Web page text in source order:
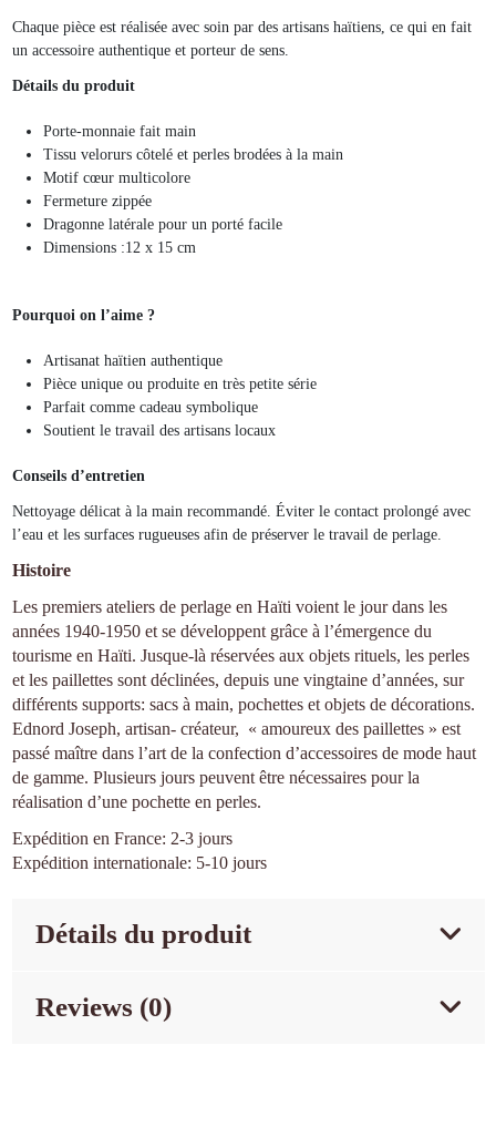
Chaque pièce est réalisée avec soin par des artisans haïtiens, ce qui en fait
un accessoire authentique et porteur de sens.
Détails du produit
Porte-monnaie fait main
Tissu velorurs côtelé et perles brodées à la main
Motif cœur multicolore
Fermeture zippée
Dragonne latérale pour un porté facile
Dimensions :12 x 15 cm
Pourquoi on l’aime ?
Artisanat haïtien authentique
Pièce unique ou produite en très petite série
Parfait comme cadeau symbolique
Soutient le travail des artisans locaux
Conseils d’entretien
Nettoyage délicat à la main recommandé. Éviter le contact prolongé avec
l’eau et les surfaces rugueuses afin de préserver le travail de perlage.
Histoire
Les premiers ateliers de perlage en Haïti voient le jour dans les
années 1940-1950 et se développent grâce à l’émergence du
tourisme en Haïti. Jusque-là réservées aux objets rituels, les perles
et les paillettes sont déclinées, depuis une vingtaine d’années, sur
différents supports: sacs à main, pochettes et objets de décorations.
Ednord Joseph, artisan- créateur, « amoureux des paillettes » est
passé maître dans l’art de la confection d’accessoires de mode haut
de gamme. Plusieurs jours peuvent être nécessaires pour la
réalisation d’une pochette en perles.
Expédition en France: 2-3 jours
Expédition internationale: 5-10 jours
Détails du produit
Reviews (0)